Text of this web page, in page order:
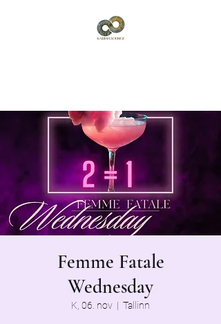
Femme Fatale
Wednesday
K, 06. nov
  |
Tallinn